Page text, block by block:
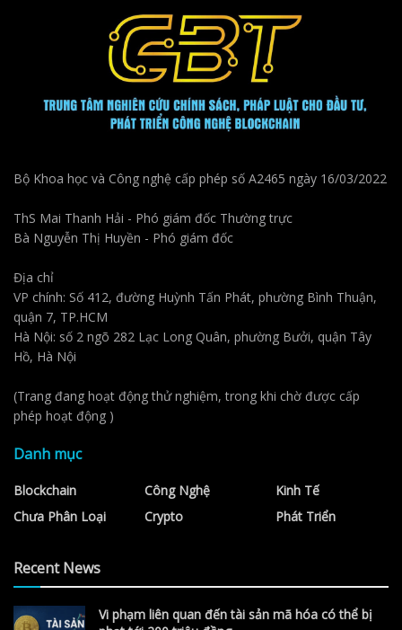
Bộ Khoa học và Công nghệ cấp phép số A2465 ngày 16/03/2022
ThS Mai Thanh Hải - Phó giám đốc Thường trực
Bà Nguyễn Thị Huyền - Phó giám đốc
Địa chỉ
VP chính: Số 412, đường Huỳnh Tấn Phát, phường Bình Thuận,
quận 7, TP.HCM
Hà Nội: số 2 ngõ 282 Lạc Long Quân, phường Bưởi, quận Tây
Hồ, Hà Nội
(Trang đang hoạt động thử nghiệm, trong khi chờ được cấp
phép hoạt động )
Danh mục
Blockchain
Chưa Phân Loại
Công Nghệ
Crypto
Kinh Tế
Phát Triển
Recent News
Vi phạm liên quan đến tài sản mã hóa có thể bị